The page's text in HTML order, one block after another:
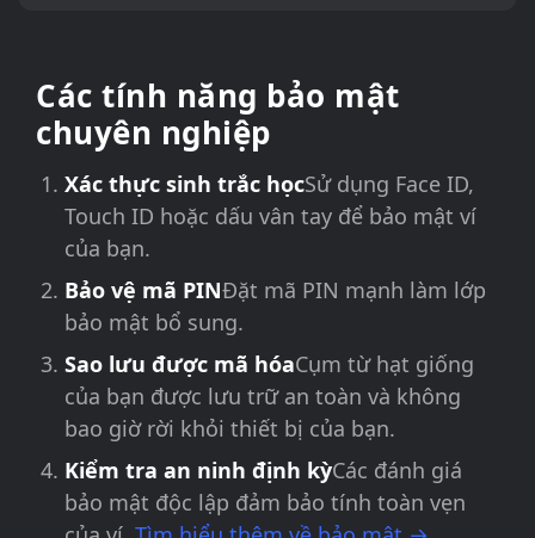
Các tính năng bảo mật
chuyên nghiệp
Xác thực sinh trắc họcSử dụng Face ID,
Touch ID hoặc dấu vân tay để bảo mật ví
của bạn.
Bảo vệ mã PINĐặt mã PIN mạnh làm lớp
bảo mật bổ sung.
Sao lưu được mã hóaCụm từ hạt giống
của bạn được lưu trữ an toàn và không
bao giờ rời khỏi thiết bị của bạn.
Kiểm tra an ninh định kỳCác đánh giá
bảo mật độc lập đảm bảo tính toàn vẹn